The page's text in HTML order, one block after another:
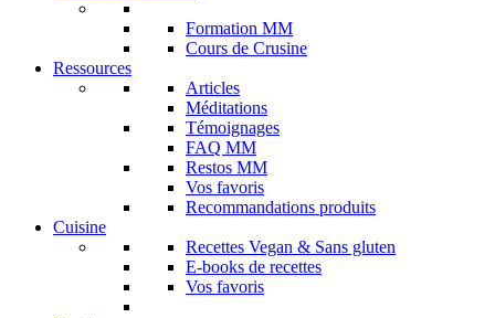
Formation MM
Cours de Crusine
Ressources
Articles
Méditations
Témoignages
FAQ MM
Restos MM
Vos favoris
Recommandations produits
Cuisine
Recettes Vegan & Sans gluten
E-books de recettes
Vos favoris